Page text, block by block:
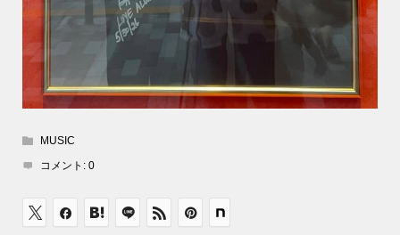
MUSIC
コメント: 0